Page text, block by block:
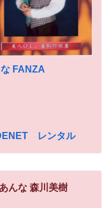
FANZA
レンタル
んな 森川美樹